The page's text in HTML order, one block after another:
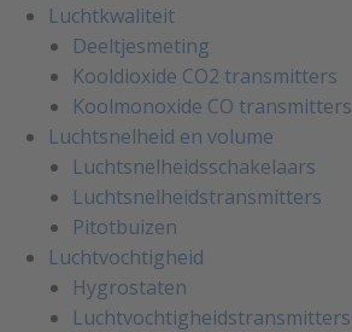
Luchtkwaliteit
Deeltjesmeting
Kooldioxide CO2 transmitters
Koolmonoxide CO transmitters
Luchtsnelheid en volume
Luchtsnelheidsschakelaars
Luchtsnelheidstransmitters
Pitotbuizen
Luchtvochtigheid
Hygrostaten
Luchtvochtigheidstransmitters